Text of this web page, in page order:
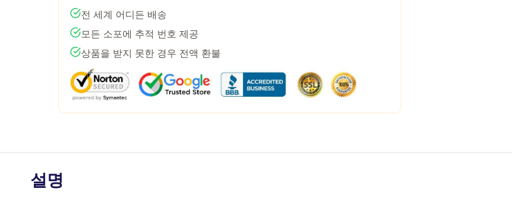
전 세계 어디든 배송
모든 소포에 추적 번호 제공
상품을 받지 못한 경우 전액 환불
설명